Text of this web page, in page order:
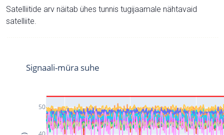
Satelliitide arv näitab ühes tunnis tugijaamale nähtavaid
satelliite.
50
Signaali-müra suhe